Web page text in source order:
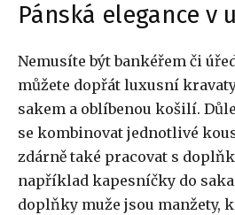
Pánská elegance v
Nemusíte být bankéřem či
můžete dopřát luxusní
sakem a oblíbenou košilí.
se kombinovat jednotlivé
zdárně také pracovat s
například kapesníčky do
doplňky muže jsou manžety,